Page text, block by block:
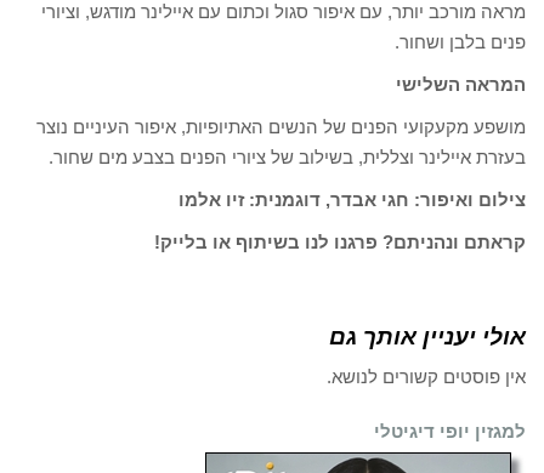
מראה מורכב יותר, עם איפור סגול וכתום עם איילינר מודגש, וציורי
פנים בלבן ושחור.
המראה השלישי
מושפע מקעקועי הפנים של הנשים האתיופיות, איפור העיניים נוצר
בעזרת איילינר וצללית, בשילוב של ציורי הפנים בצבע מים שחור.
צילום ואיפור: חגי אבדר, דוגמנית: זיו אלמו
קראתם ונהניתם? פרגנו לנו בשיתוף או בלייק!
אולי יעניין אותך גם
אין פוסטים קשורים לנושא.
למגזין יופי דיגיטלי